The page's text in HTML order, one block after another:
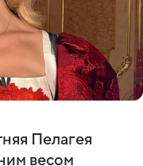
Пелагея
весом